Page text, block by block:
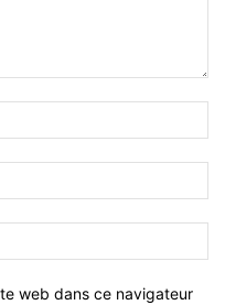
web dans ce navigateur